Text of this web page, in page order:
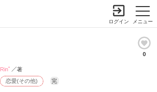
メニュー
ログイン
0
恋愛(その他) 完
Rinﾟ ／著